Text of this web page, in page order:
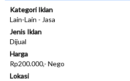
Kategori Iklan
Lain-Lain - Jasa
Jenis Iklan
Dijual
Harga
Rp200.000,- Nego
Lokasi